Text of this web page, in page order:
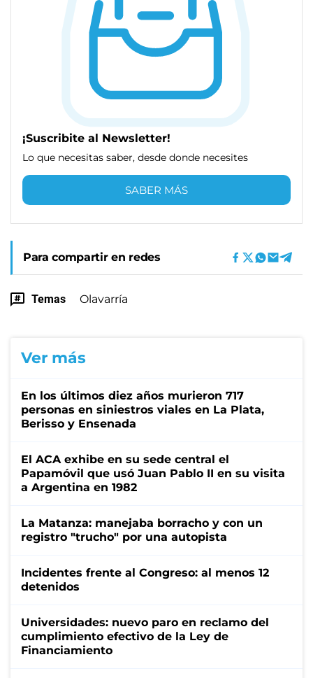
¡Suscribite al Newsletter!
Lo que necesitas saber, desde donde necesites
SABER MÁS
Para compartir en redes
Temas Olavarría
Ver más
En los últimos diez años murieron 717
personas en siniestros viales en La Plata,
Berisso y Ensenada
El ACA exhibe en su sede central el
Papamóvil que usó Juan Pablo II en su visita
a Argentina en 1982
La Matanza: manejaba borracho y con un
registro "trucho" por una autopista
Incidentes frente al Congreso: al menos 12
detenidos
Universidades: nuevo paro en reclamo del
cumplimiento efectivo de la Ley de
Financiamiento